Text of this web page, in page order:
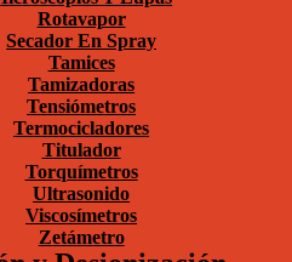
Rotavapor
Secador En Spray
Tamices
Tamizadoras
Tensiómetros
Termocicladores
Titulador
Torquímetros
Ultrasonido
Viscosímetros
Zetámetro